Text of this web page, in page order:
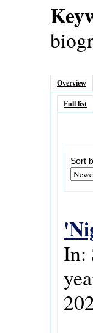
Overview
Full list
Sort
In: